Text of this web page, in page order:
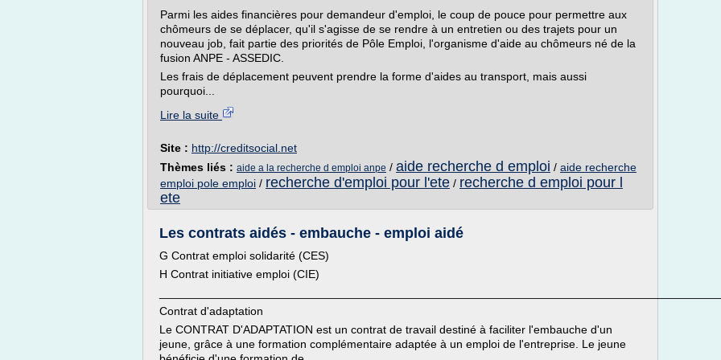
Parmi les aides financières pour demandeur d'emploi, le coup de pouce pour permettre aux
chômeurs de se déplacer, qu'il s'agisse de se rendre à un entretien ou des trajets pour un
nouveau job, fait partie des priorités de Pôle Emploi, l'organisme d'aide au chômeurs né de la
fusion ANPE - ASSEDIC.
Les frais de déplacement peuvent prendre la forme d'aides au transport, mais aussi
pourquoi...
Lire la suite
Site : http://creditsocial.net
Thèmes liés : aide a la recherche d emploi anpe / aide recherche d emploi / aide recherche
emploi pole emploi / recherche d'emploi pour l'ete / recherche d emploi pour l
ete
Les contrats aidés - embauche - emploi aidé
G Contrat emploi solidarité (CES)
H Contrat initiative emploi (CIE)
Contrat d'adaptation
Le CONTRAT D'ADAPTATION est un contrat de travail destiné à faciliter l'embauche d'un
jeune, grâce à une formation complémentaire adaptée à un emploi de l'entreprise. Le jeune